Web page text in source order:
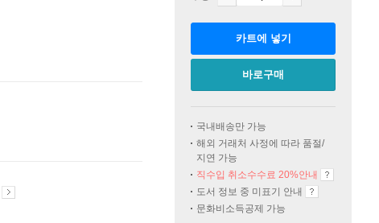
카트에 넣기
바로구매
국내배송만 가능
해외 거래처 사정에 따라 품절/
지연 가능
직수입 취소수수료 20%안내
도서 정보 중 미표기 안내
문화비소득공제 가능